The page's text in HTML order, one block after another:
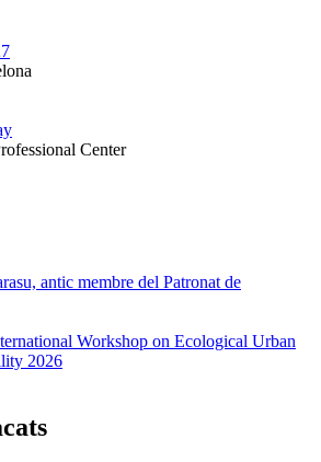
Center
antic membre del Patronat de
Workshop on Ecological Urban
2026